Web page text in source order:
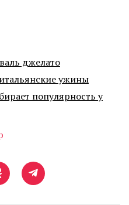
джелато
ужины
популярность у